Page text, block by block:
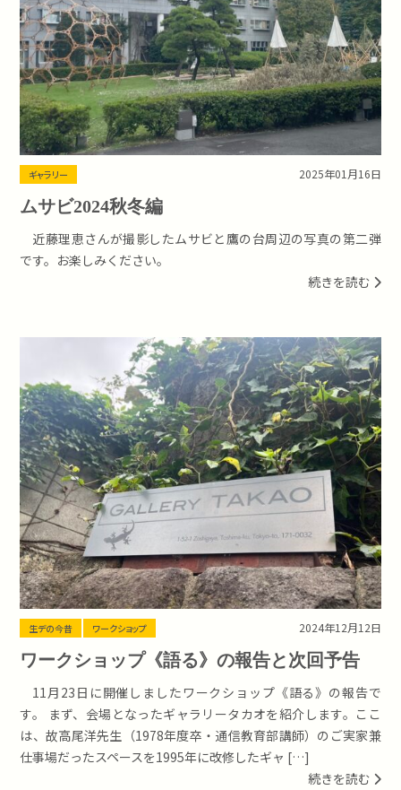
ギャラリー 2025年01月16日
ムサビ2024秋冬編
近藤理恵さんが撮影したムサビと鷹の台周辺の写真の第二弾
です。お楽しみください。
続きを読む
生デの今昔 ワークショップ 2024年12月12日
ワークショップ《語る》の報告と次回予告
11月23日に開催しましたワークショップ《語る》の報告で
す。 まず、会場となったギャラリータカオを紹介します。ここ
は、故高尾洋先生（1978年度卒・通信教育部講師）のご実家兼
仕事場だったスペースを1995年に改修したギャ […]
続きを読む